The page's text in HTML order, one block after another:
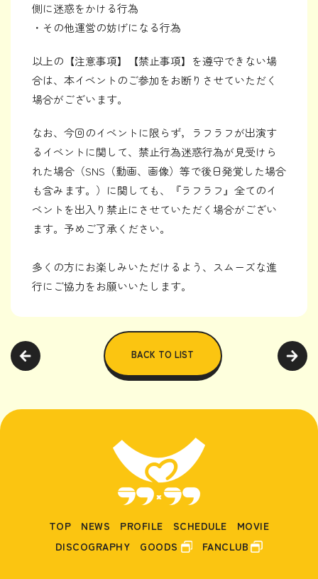
側に迷惑をかける行為
・その他運営の妨げになる行為
以上の【注意事項】【禁止事項】を遵守できない場
合は、本イベントのご参加をお断りさせていただく
場合がございます。
なお、今回のイベントに限らず，ラフラフが出演す
るイベントに関して、禁止行為迷惑行為が見受けら
れた場合（SNS（動画、画像）等で後日発覚した場合
も含みます。）に関しても、『ラフラフ』全てのイ
ベントを出入り禁止にさせていただく場合がござい
ます。予めご了承ください。
多くの方にお楽しみいただけるよう、スムーズな進
行にご協力をお願いいたします。
BACK TO LIST
TOP NEWS PROFILE SCHEDULE
MOVIE
DISCOGRAPHY
GOODS FANCLUB